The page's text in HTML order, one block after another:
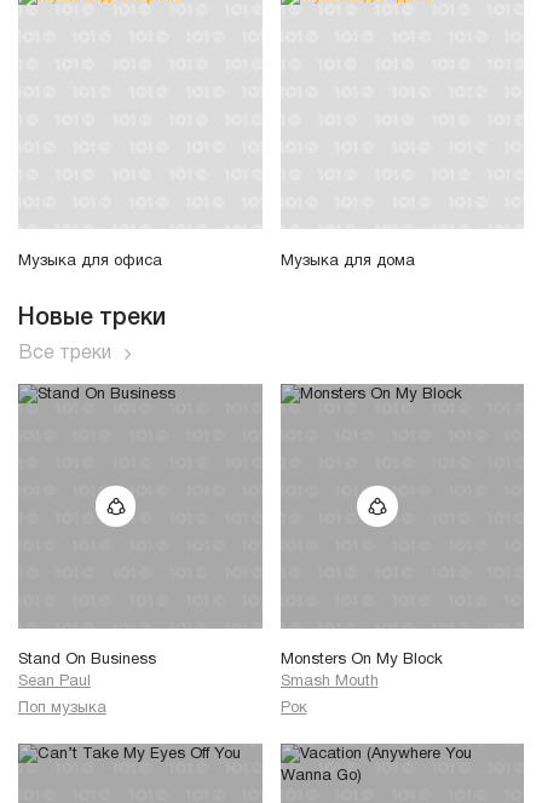
Музыка для офиса Музыка для дома
Новые треки
Все треки
Stand On Business
Sean Paul
Поп музыка
Monsters On My Block
Smash Mouth
Рок